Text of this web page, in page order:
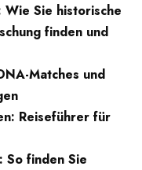
Wie Sie historische
finden und
Matches und
Reiseführer für
finden Sie